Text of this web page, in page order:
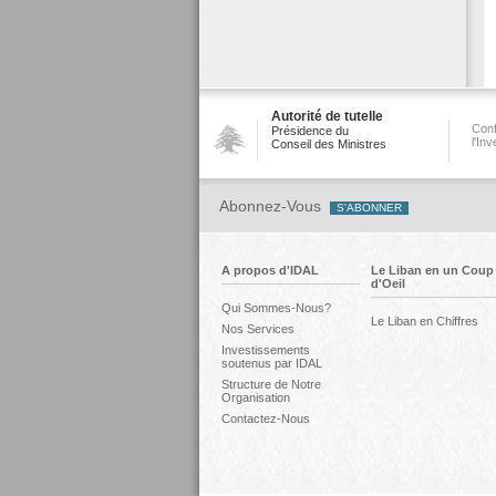
Autorité de tutelle
Présidence du
Conseil des Ministres
Abonnez-Vous
A propos d'IDAL
Qui Sommes-Nous?
Nos Services
Investissements
soutenus par IDAL
Structure de Notre
Organisation
Contactez-Nous
Le Liban en un Coup
d'Oeil
Le Liban en Chiffres